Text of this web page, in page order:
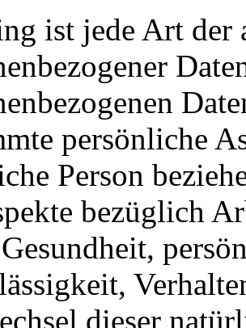
ist jede Art der
persönliche
Person
bezüglich
dieser